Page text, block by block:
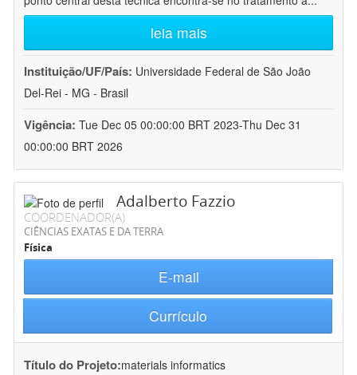
leia mais
Instituição/UF/País: Universidade Federal de São João
Del-Rei - MG - Brasil
Vigência: Tue Dec 05 00:00:00 BRT 2023-Thu Dec 31
00:00:00 BRT 2026
Adalberto Fazzio
COORDENADOR(A)
CIÊNCIAS EXATAS E DA TERRA
Física
E-mail
Currículo
Título do Projeto:materials informatics